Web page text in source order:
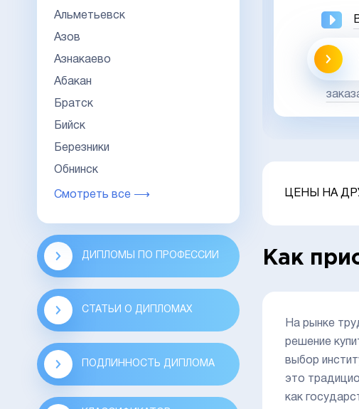
Альметьевск
Азов
Азнакаево
Абакан
Братск
Бийск
Березники
Обнинск
Смотреть все ⟶
ДИПЛОМЫ ПО ПРОФЕССИИ
СТАТЬИ О ДИПЛОМАХ
ПОДЛИННОСТЬ ДИПЛОМА
ЦЕНЫ НА
Как
На рынке
решение
выбор
это
как